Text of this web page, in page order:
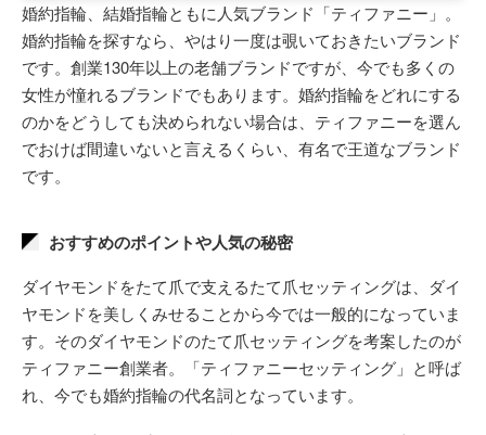
婚約指輪、結婚指輪ともに人気ブランド「ティファニー」。
婚約指輪を探すなら、やはり一度は覗いておきたいブランド
です。創業130年以上の老舗ブランドですが、今でも多くの
女性が憧れるブランドでもあります。婚約指輪をどれにする
のかをどうしても決められない場合は、ティファニーを選ん
でおけば間違いないと言えるくらい、有名で王道なブランド
です。
おすすめのポイントや人気の秘密
ダイヤモンドをたて爪で支えるたて爪セッティングは、ダイ
ヤモンドを美しくみせることから今では一般的になっていま
す。そのダイヤモンドのたて爪セッティングを考案したのが
ティファニー創業者。「ティファニーセッティング」と呼ば
れ、今でも婚約指輪の代名詞となっています。